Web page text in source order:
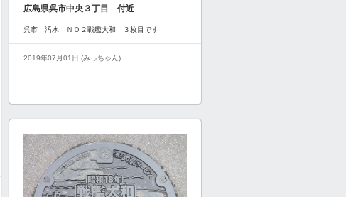
広島県呉市中央３丁目 付近
呉市 汚水 ＮＯ２戦艦大和 ３枚目です
2019年07月01日 (みっちゃん)